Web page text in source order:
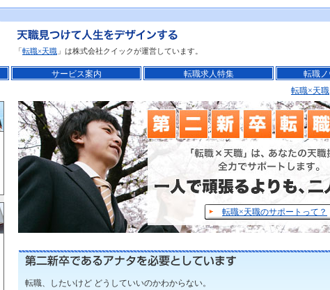
「転職×天職 」は株式会社クイックが運営しています。
サービス案内 転職求人特集
転職
転職×天職
転職×天職のサポートって？
転職、したいけど どうしていいのかわからない。